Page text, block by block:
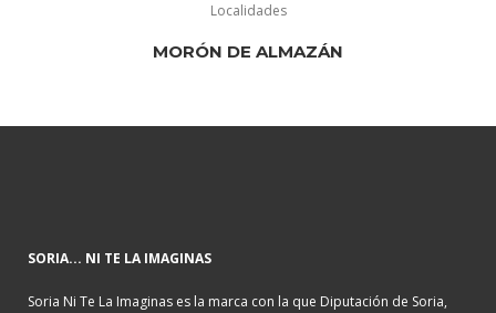
Localidades
MORÓN DE ALMAZÁN
SORIA... NI TE LA IMAGINAS
Soria Ni Te La Imaginas es la marca con la que Diputación de Soria,